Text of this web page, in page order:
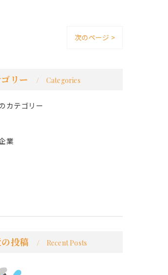
次のページ >
リー Categories
カテゴリー
業
投稿 Recent Posts